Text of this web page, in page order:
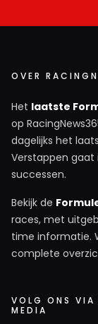
OVER
Het laatste
op
dagelijks het
Verstappen gaat
successen.
Bekijk de
races, met
time informatie.
complete
VOLG ONS VIA
MEDIA